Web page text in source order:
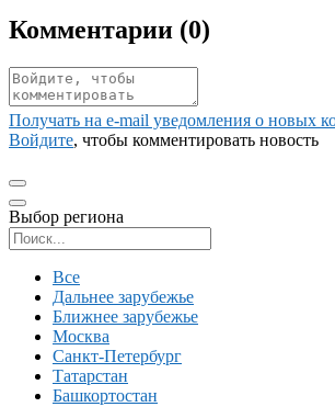
Комментарии (0)
Получать на e‑mail уведомления о новых
Войдите, чтобы комментировать новость
Выбор региона
Все
Дальнее зарубежье
Ближнее зарубежье
Москва
Санкт-Петербург
Татарстан
Башкортостан